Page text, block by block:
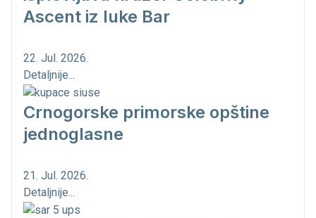
Ascent iz luke Bar
22. Jul. 2026.
Detaljnije...
Crnogorske primorske opštine
jednoglasne
21. Jul. 2026.
Detaljnije...